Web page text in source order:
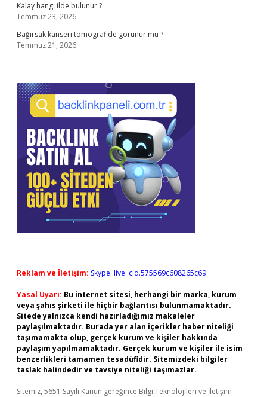
Kalay hangi ilde bulunur ?
Temmuz 23, 2026
Bağırsak kanseri tomografide görünür mü ?
Temmuz 21, 2026
Reklam ve İletişim: Skype: live:.cid.575569c608265c69
Yasal Uyarı: Bu internet sitesi, herhangi bir marka, kurum
veya şahıs şirketi ile hiçbir bağlantısı bulunmamaktadır.
Sitede yalnızca kendi hazırladığımız makaleler
paylaşılmaktadır. Burada yer alan içerikler haber niteliği
taşımamakta olup, gerçek kurum ve kişiler hakkında
paylaşım yapılmamaktadır. Gerçek kurum ve kişiler ile isim
benzerlikleri tamamen tesadüfidir. Sitemizdeki bilgiler
taslak halindedir ve tavsiye niteliği taşımazlar.
Sitemiz, 5651 Sayılı Kanun gereğince Bilgi Teknolojileri ve İletişim